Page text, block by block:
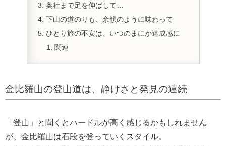
奥社まで足を伸ばして…
下山の道のりも、余韻のように味わって
ひとり旅の不安は、いつのまにか達成感に
関連
金比羅山の登山道は、静けさと発見の連続
「登山」と聞くとハードルが高く感じるかもしれません
が、金比羅山は石段を登っていくスタイル。